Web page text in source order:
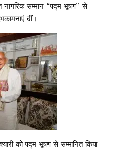
नागरिक सम्मान ‘‘पद्म भूषण’’ से
दीं।
को पद्म भूषण से सम्मानित किया